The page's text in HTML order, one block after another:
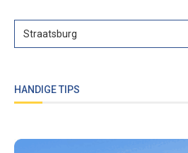
HANDIGE TIPS